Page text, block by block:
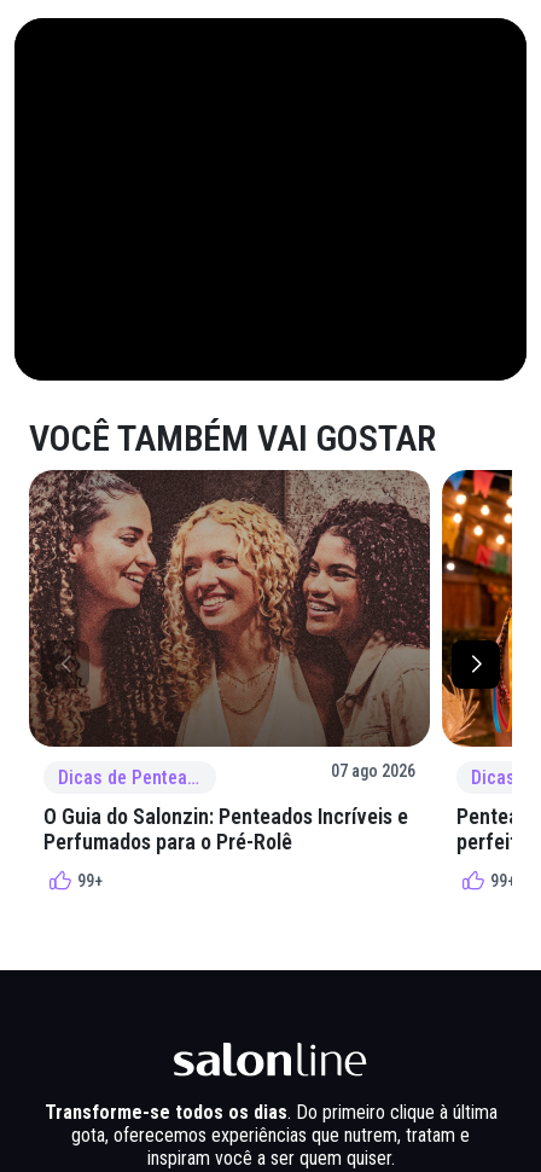
VOCÊ TAMBÉM VAI GOSTAR
Dicas de Penteado 07 ago 2026
O Guia do Salonzin: Penteados Incríveis e
Perfumados para o Pré-Rolê
99+
perfeita
99+
Transforme-se todos os dias. Do primeiro clique à última
gota, oferecemos experiências que nutrem, tratam e
inspiram você a ser quem quiser.